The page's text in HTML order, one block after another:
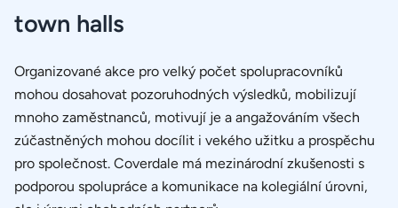
town halls
Organizované akce pro velký počet spolupracovníků
mohou dosahovat pozoruhodných výsledků, mobilizují
mnoho zaměstnanců, motivují je a angažováním všech
zúčastněných mohou docílit i vekého užitku a prospěchu
pro společnost. Coverdale má mezinárodní zkušenosti s
podporou spolupráce a komunikace na kolegiální úrovni,